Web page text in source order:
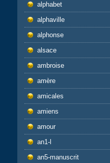
alphabet
alphaville
alphonse
alsace
ambroise
amère
amicales
amiens
amour
an1-l
an5-manuscrit